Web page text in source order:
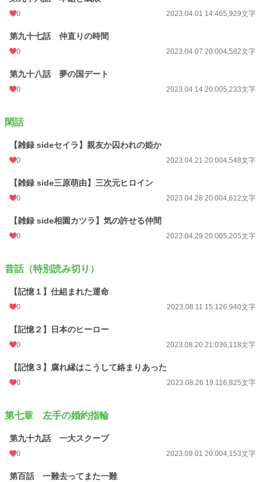
0 2023.04.01 14:465,929文字
第九十七話 仲直りの時間
0 2023.04.07 20:004,582文字
第九十八話 夢の国デート
0 2023.04.14 20:005,233文字
閑話
【雑録 sideセイラ】親友か囚われの姫か
0 2023.04.21 20:004,548文字
【雑録 side三原萌由】三次元ヒロイン
0 2023.04.28 20:004,612文字
【雑録 side相園カツラ】気の許せる仲間
0 2023.04.29 20:005,205文字
昔話（特別読み切り）
【記憶１】仕組まれた運命
0 2023.08.11 15:126,940文字
【記憶２】日本のヒーロー
0 2023.08.20 21:036,118文字
【記憶３】腐れ縁はこうして絡まりあった
0 2023.08.26 19:116,825文字
第七章 左手の婚約指輪
第九十九話 一大スクープ
0 2023.09.01 20:004,153文字
第百話 一難去ってまた一難